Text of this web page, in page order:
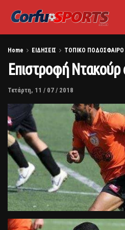
Home ΕΙΔΗΣΕΙΣ ΤΟΠΙΚΟ ΠΟΔΟΣΦΑΙΡΟ
Επιστροφή
Τετάρτη, 11 / 07 / 2018